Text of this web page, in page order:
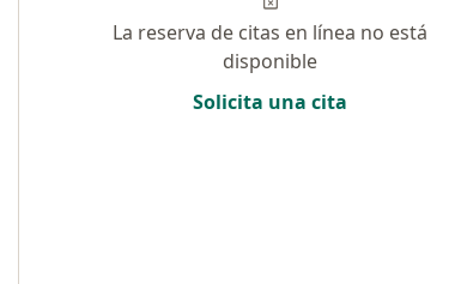
La reserva de citas en línea no está
disponible
Solicita una cita